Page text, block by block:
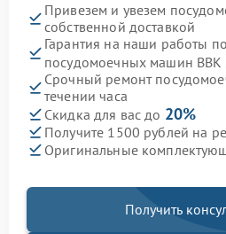
Привезем и увезем
собственной доставкой
Гарантия на наши работы
посудомоечных машин BBK
Срочный ремонт
течении часа
Скидка для вас до 20%
Получите 1500 рублей на
Оригинальные
Получить